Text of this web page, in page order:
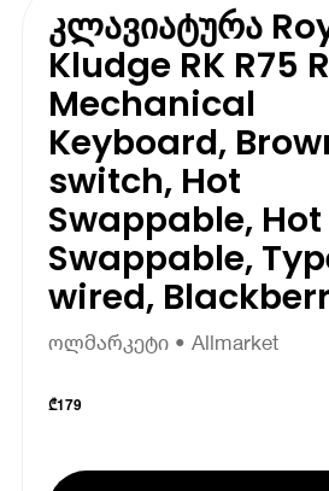
კლავიატურა
Kludge RK R75
Mechanical
Keyboard,
switch, Hot
Swappable, Hot
Swappable,
wired,
ოლმარკეტი • Allmarket
₾179